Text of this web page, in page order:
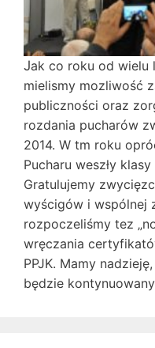
Jak co roku od wielu
mielismy mozliwość
publiczności oraz
rozdania pucharów
2014. W tm roku
Pucharu weszły
Gratulujemy
wyścigów i wspólnej
rozpoczeliśmy tez
wręczania
PPJK. Mamy
będzie